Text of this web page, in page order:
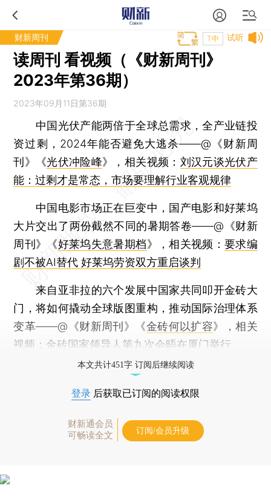
财新周刊 试听
T中
读周刊 看视频（《财新周刊》
2023年第36期）
2023年09月11日第36期
中国光伏产能两倍于全球总需求，全产业链投
资过剩，2024年能否避免大逃杀——@《财新周
刊》《光伏冲险峰》，相关视频： 刘汉元谈光伏产
能：过剩才是常态，市场要理解行业客观规律
中国电影市场正在巨变中，国产电影和好莱坞
大片交出了两份截然不同的暑期答卷——@《财新
周刊》《好莱坞失意暑期档》，相关视频： 要求编
剧不被AI替代 好莱坞劳资双方重启谈判
来自亚非拉的六个发展中国家共同叩开金砖大
门，将如何撬动全球版图重构，推动国际治理体系
变革——@《财新周刊》《金砖何以扩容》，相关
视频： 金砖国家领导人第九次会晤在厦门举行
本文共计451字 订阅后继续阅读
登录 后获取已订阅的阅读权限
财新通会员
可畅读全文
订阅/会员升级